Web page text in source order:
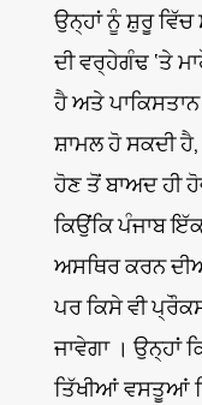
ਉਨ੍ਹਾਂ ਨੂੰ ਸ਼ੁਰੂ
ਦੀ ਵਰ੍ਹੇਗੰਢ ‘ਤੇ
ਹੈ ਅਤੇ
ਸ਼ਾਮਲ ਹੋ ਸਕਦੀ
ਹੋਣ ਤੋਂ ਬਾਅਦ ਹੀ
ਕਿਉਂਕਿ ਪੰਜਾਬ
ਅਸਥਿਰ ਕਰਨ
ਪਰ ਕਿਸੇ ਵੀ
ਜਾਵੇਗਾ । ਉਨ੍ਹਾਂ
ਤਿੱਖੀਆਂ ਵਸਤੂਆਂ